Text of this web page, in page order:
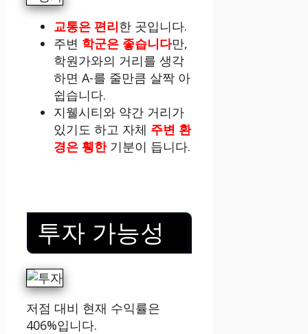
교통은 편리한 곳입니다.
주변 학군은 좋습니다만,
학원가와의 거리를 생각
하면 A-를 줄만큼 살짝 아
쉽습니다.
지웰시티와 약간 거리가
있기도 하고 자체 주변 환
경은 휑한기분이 듭니다.
투자 가능성
저점 대비 현재 수익률은
406%입니다.